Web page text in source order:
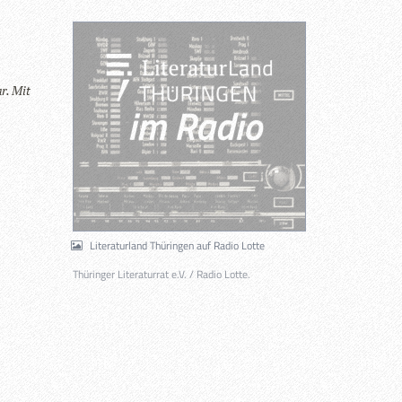
Mit
Literaturland Thüringen auf Radio Lotte
Thüringer Literaturrat e.V. / Radio Lotte.